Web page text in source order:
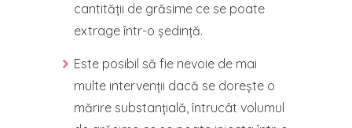
cantității de grăsime ce se poate
extrage într-o ședință.
Este posibil să fie nevoie de mai
multe intervenții dacă se dorește o
mărire substanțială, întrucât volumul